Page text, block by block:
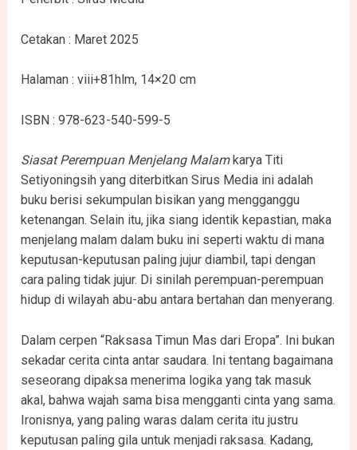
Cetakan : Maret 2025
Halaman : viii+81hlm, 14×20 cm
ISBN : 978-623-540-599-5
Siasat Perempuan Menjelang Malamkarya Titi
Setiyoningsih yang diterbitkan Sirus Media ini adalah
buku berisi sekumpulan bisikan yang mengganggu
ketenangan. Selain itu, jika siang identik kepastian, maka
menjelang malam dalam buku ini seperti waktu di mana
keputusan-keputusan paling jujur diambil, tapi dengan
cara paling tidak jujur. Di sinilah perempuan-perempuan
hidup di wilayah abu-abu antara bertahan dan menyerang.
Dalam cerpen “Raksasa Timun Mas dari Eropa”. Ini bukan
sekadar cerita cinta antar saudara. Ini tentang bagaimana
seseorang dipaksa menerima logika yang tak masuk
akal, bahwa wajah sama bisa mengganti cinta yang sama.
Ironisnya, yang paling waras dalam cerita itu justru
keputusan paling gila untuk menjadi raksasa. Kadang,